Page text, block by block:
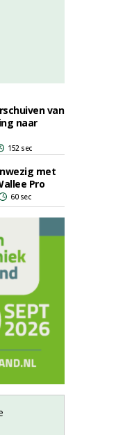
van
naar
152 sec
met
Pro
60 sec